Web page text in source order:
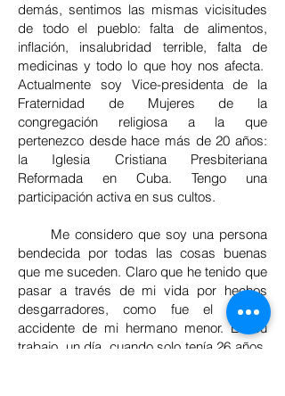
demás, sentimos las mismas vicisitudes
de todo el pueblo: falta de alimentos,
inflación, insalubridad terrible, falta de
medicinas y todo lo que hoy nos afecta.
Actualmente soy Vice-presidenta de la
Fraternidad de Mujeres de la
congregación religiosa a la que
pertenezco desde hace más de 20 años:
la Iglesia Cristiana Presbiteriana
Reformada en Cuba. Tengo una
participación activa en sus cultos.
Me considero que soy una persona
bendecida por todas las cosas buenas
que me suceden. Claro que he tenido que
pasar a través de mi vida por hechos
desgarradores, como fue el terrible
accidente de mi hermano menor. En su
trabajo, un día, cuando solo tenía 26 años,